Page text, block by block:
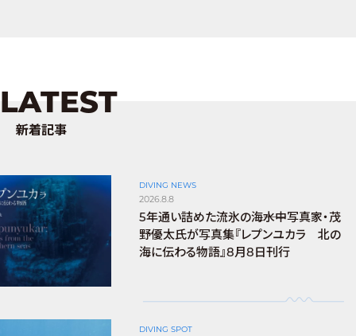
LATEST
新着記事
DIVING NEWS
2026.8.8
5年通い詰めた流氷の海――水中写真家・茂
野優太氏が写真集『レプンユカラ 北の
海に伝わる物語』8月8日刊行
DIVING SPOT